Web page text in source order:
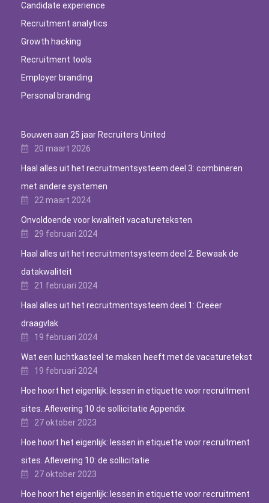
Candidate experience
Recruitment analytics
Growth hacking
Recruitment tools
Employer branding
Personal branding
Bouwen aan 25 jaar Recruiters United
20 maart 2026
Haal alles uit het recruitmentsysteem deel 3: combineren
met andere systemen
22 maart 2024
Onvoldoende voor kwaliteit vacatureteksten
29 februari 2024
Haal alles uit het recruitmentsysteem deel 2: Bewaak de
datakwaliteit
21 februari 2024
Haal alles uit het recruitmentsysteem deel 1: Creëer
draagvlak
19 februari 2024
Wat een luchtkasteel te maken heeft met de vacaturetekst
19 februari 2024
Hoe hoort het eigenlijk: lessen in etiquette voor recruitment
sites. Aflevering 10 de sollicitatie Appendix
27 oktober 2023
Hoe hoort het eigenlijk: lessen in etiquette voor recruitment
sites. Aflevering 10: de sollicitatie
27 oktober 2023
Hoe hoort het eigenlijk: lessen in etiquette voor recruitment